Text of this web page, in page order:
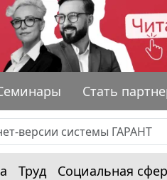
Стать
Труд Социальная